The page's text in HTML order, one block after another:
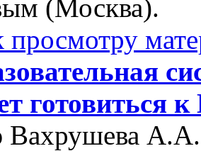
(Москва).
просмотру
готовиться
А.А.